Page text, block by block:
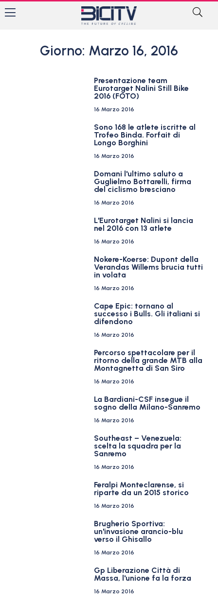
Giorno: Marzo 16, 2016
Presentazione team
Eurotarget Nalini Still Bike
2016 (FOTO)
16 Marzo 2016
Sono 168 le atlete iscritte al
Trofeo Binda. Forfait di
Longo Borghini
16 Marzo 2016
Domani l'ultimo saluto a
Guglielmo Bottarelli, firma
del ciclismo bresciano
16 Marzo 2016
L'Eurotarget Nalini si lancia
nel 2016 con 13 atlete
16 Marzo 2016
Nokere-Koerse: Dupont della
Verandas Willems brucia tutti
in volata
16 Marzo 2016
Cape Epic: tornano al
successo i Bulls. Gli italiani si
difendono
16 Marzo 2016
Percorso spettacolare per il
ritorno della grande MTB alla
Montagnetta di San Siro
16 Marzo 2016
La Bardiani-CSF insegue il
sogno della Milano-Sanremo
16 Marzo 2016
Southeast – Venezuela:
scelta la squadra per la
Sanremo
16 Marzo 2016
Feralpi Monteclarense, si
riparte da un 2015 storico
16 Marzo 2016
Brugherio Sportiva:
un'invasione arancio-blu
verso il Ghisallo
16 Marzo 2016
Gp Liberazione Città di
Massa, l'unione fa la forza
16 Marzo 2016